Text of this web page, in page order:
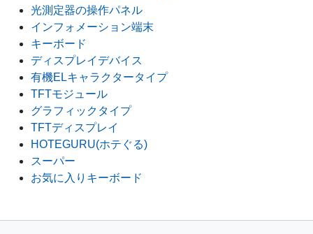
光測定器の操作パネル
インフォメーション端末
キーボード
ディスプレイデバイス
有機ELキャラクタータイプ
TFTモジュール
グラフィックタイプ
TFTディスプレイ
HOTEGURU(ホテぐる)
スーパー
お気に入りキーボード